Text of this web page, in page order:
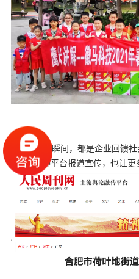
这些爱心瞬间，都是企业回馈社
刊网和各种平台报道宣传，也让